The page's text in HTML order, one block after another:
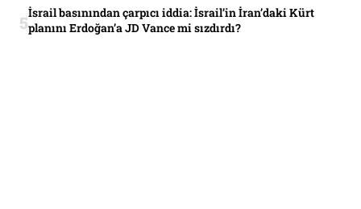
İsrail basınından çarpıcı iddia: İsrail’in İran’daki Kürt
planını Erdoğan’a JD Vance mi sızdırdı?